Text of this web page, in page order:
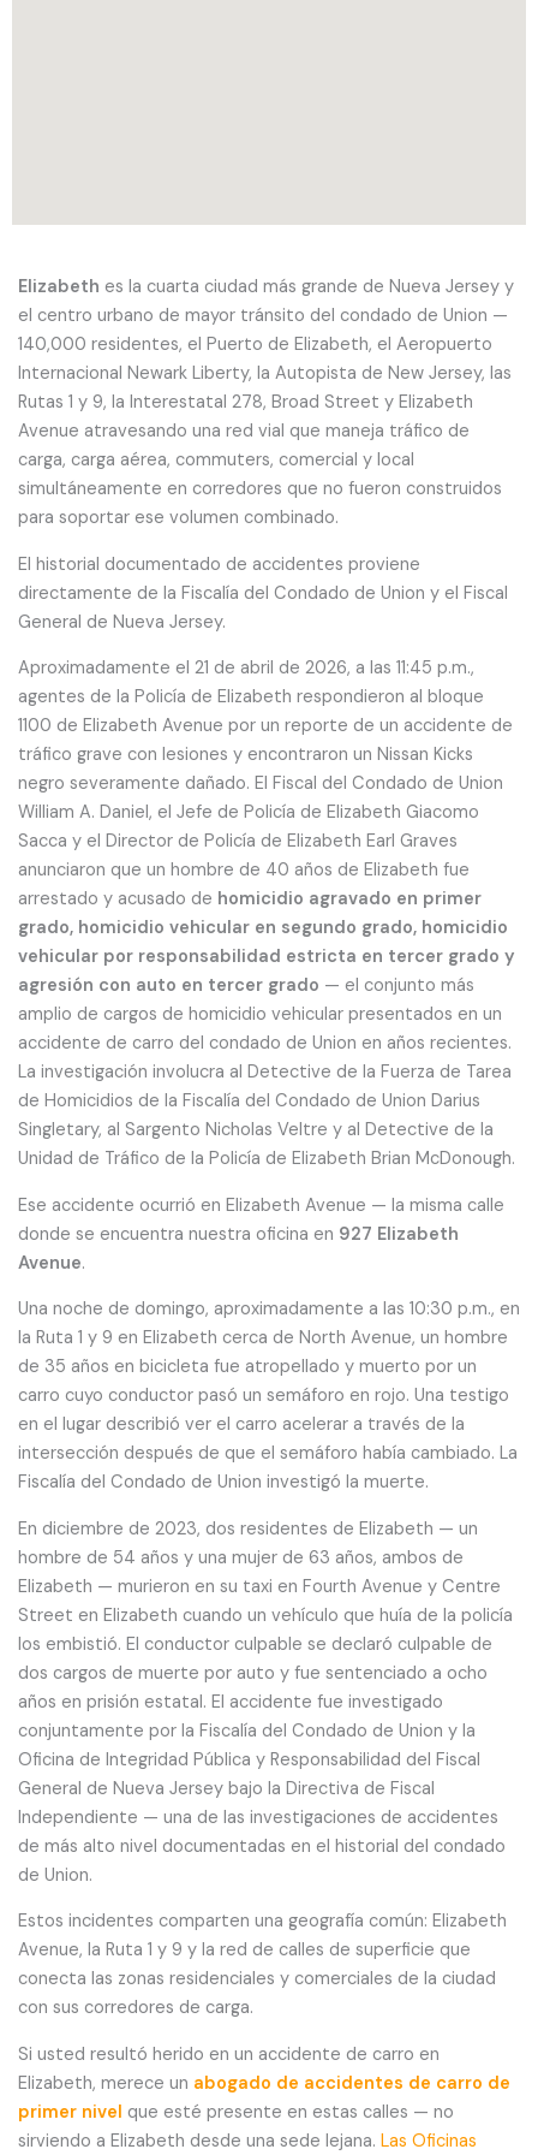
Elizabeth es la cuarta ciudad más grande de Nueva Jersey y
el centro urbano de mayor tránsito del condado de Union —
140,000 residentes, el Puerto de Elizabeth, el Aeropuerto
Internacional Newark Liberty, la Autopista de New Jersey, las
Rutas 1 y 9, la Interestatal 278, Broad Street y Elizabeth
Avenue atravesando una red vial que maneja tráfico de
carga, carga aérea, commuters, comercial y local
simultáneamente en corredores que no fueron construidos
para soportar ese volumen combinado.
El historial documentado de accidentes proviene
directamente de la Fiscalía del Condado de Union y el Fiscal
General de Nueva Jersey.
Aproximadamente el 21 de abril de 2026, a las 11:45 p.m.,
agentes de la Policía de Elizabeth respondieron al bloque
1100 de Elizabeth Avenue por un reporte de un accidente de
tráfico grave con lesiones y encontraron un Nissan Kicks
negro severamente dañado. El Fiscal del Condado de Union
William A. Daniel, el Jefe de Policía de Elizabeth Giacomo
Sacca y el Director de Policía de Elizabeth Earl Graves
anunciaron que un hombre de 40 años de Elizabeth fue
arrestado y acusado de homicidio agravado en primer
grado, homicidio vehicular en segundo grado, homicidio
vehicular por responsabilidad estricta en tercer grado y
agresión con auto en tercer grado — el conjunto más
amplio de cargos de homicidio vehicular presentados en un
accidente de carro del condado de Union en años recientes.
La investigación involucra al Detective de la Fuerza de Tarea
de Homicidios de la Fiscalía del Condado de Union Darius
Singletary, al Sargento Nicholas Veltre y al Detective de la
Unidad de Tráfico de la Policía de Elizabeth Brian McDonough.
Ese accidente ocurrió en Elizabeth Avenue — la misma calle
donde se encuentra nuestra oficina en 927 Elizabeth
Avenue.
Una noche de domingo, aproximadamente a las 10:30 p.m., en
la Ruta 1 y 9 en Elizabeth cerca de North Avenue, un hombre
de 35 años en bicicleta fue atropellado y muerto por un
carro cuyo conductor pasó un semáforo en rojo. Una testigo
en el lugar describió ver el carro acelerar a través de la
intersección después de que el semáforo había cambiado. La
Fiscalía del Condado de Union investigó la muerte.
En diciembre de 2023, dos residentes de Elizabeth — un
hombre de 54 años y una mujer de 63 años, ambos de
Elizabeth — murieron en su taxi en Fourth Avenue y Centre
Street en Elizabeth cuando un vehículo que huía de la policía
los embistió. El conductor culpable se declaró culpable de
dos cargos de muerte por auto y fue sentenciado a ocho
años en prisión estatal. El accidente fue investigado
conjuntamente por la Fiscalía del Condado de Union y la
Oficina de Integridad Pública y Responsabilidad del Fiscal
General de Nueva Jersey bajo la Directiva de Fiscal
Independiente — una de las investigaciones de accidentes
de más alto nivel documentadas en el historial del condado
de Union.
Estos incidentes comparten una geografía común: Elizabeth
Avenue, la Ruta 1 y 9 y la red de calles de superficie que
conecta las zonas residenciales y comerciales de la ciudad
con sus corredores de carga.
Si usted resultó herido en un accidente de carro en
Elizabeth, merece un abogado de accidentes de carro de
primer nivel que esté presente en estas calles — no
sirviendo a Elizabeth desde una sede lejana. Las Oficinas